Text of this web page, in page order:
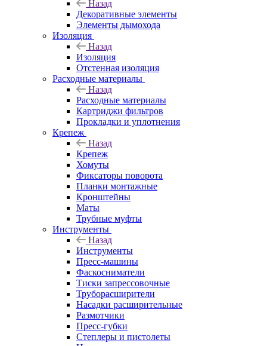
Назад
Декоративные элементы
Элементы дымохода
Изоляция
Назад
Изоляция
Отстенная изоляция
Расходные материалы
Назад
Расходные материалы
Картриджи фильтров
Прокладки и уплотнения
Крепеж
Назад
Крепеж
Хомуты
Фиксаторы поворота
Планки монтажные
Кронштейны
Маты
Трубные муфты
Инструменты
Назад
Инструменты
Пресс-машины
Фаскосниматели
Тиски запрессовочные
Труборасширители
Насадки расширительные
Размотчики
Пресс-губки
Степлеры и пистолеты